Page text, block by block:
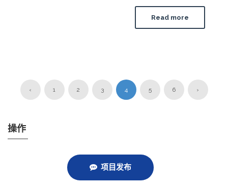
Read more
‹ 1 2 3 4 5 6 ›
操作
项目发布